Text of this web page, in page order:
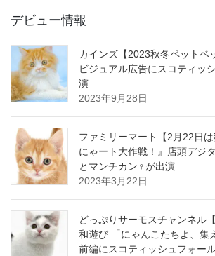
デビュー情報
カインズ【2023秋冬ペットベ
ビジュアル広告にスコティッ
演
2023年9月28日
ファミリーマート【2月22日
にゃート大作戦！』店頭デジ
とマンチカン♀が出演
2023年3月22日
どっぷりサーモスチャンネル
和遊び 「にゃんこたちよ、集
前編にスコティッシュフォー